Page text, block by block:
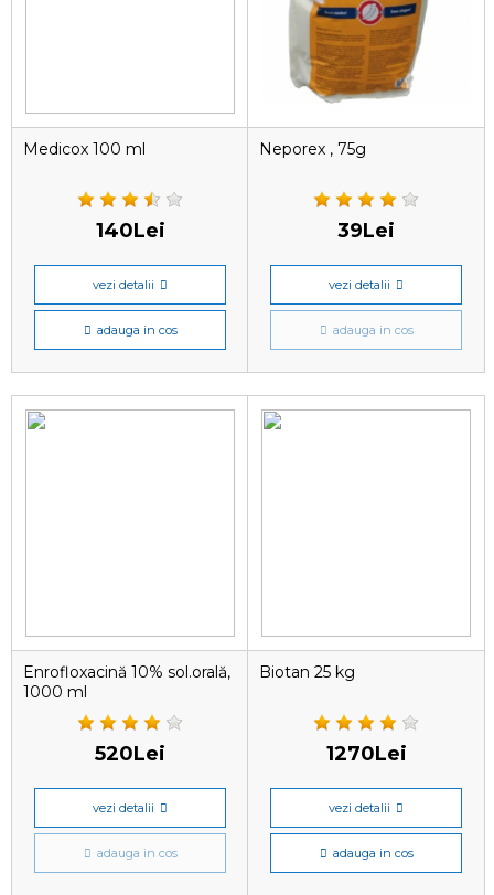
Medicox 100 ml
140Lei
vezi detalii
adauga in cos
Neporex , 75g
39Lei
vezi detalii
adauga in cos
Enrofloxacină 10% sol.orală,
1000 ml
520Lei
vezi detalii
adauga in cos
Biotan 25 kg
1270Lei
vezi detalii
adauga in cos